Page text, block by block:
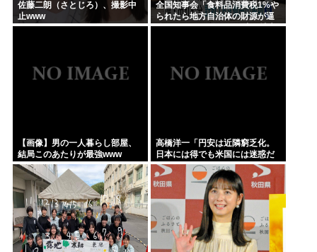
佐藤二朗（さとじろ）、撮影中
止www
全国知事会「食料品消費税1%や
られたら地方自治体の財源が逼
迫してしまう 」…この流れ地方
【画像】男の一人暮らし部屋、
結局このあたりが最強www
高橋洋一「円安は近隣窮乏化。
日本には得でも米国には迷惑だ
った」